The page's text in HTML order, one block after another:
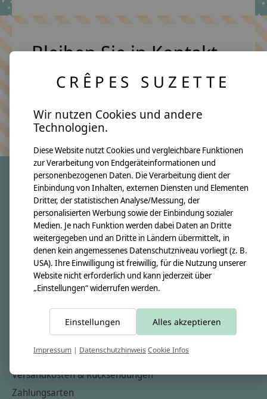
Bleiben Sie in Kontakt
Keine Sorge, wir übertreiben es nicht
crêpes suzette
Über uns
Unsere Creppies
Nähkästchen
Unsere Stoffe
Impressum
Informationen
Kontakt
Versandkosten & Rücksendungen
Zahlungsarten
CRÊPES SUZETTE
Wir nutzen Cookies und andere
Technologien.
Diese Website nutzt Cookies und vergleichbare Funktionen
zur Verarbeitung von Endgeräteinformationen und
personenbezogenen Daten. Die Verarbeitung dient der
Einbindung von Inhalten, externen Diensten und Elementen
Dritter, der statistischen Analyse/Messung, der
personalisierten Werbung sowie der Einbindung sozialer
Medien. Je nach Funktion werden dabei Daten an Dritte
weitergegeben und an Dritte in Ländern übermittelt, in
denen kein angemessenes Datenschutzniveau vorliegt (z. B.
USA). Ihre Einwilligung ist freiwillig, für die Nutzung unserer
Website nicht erforderlich und kann jederzeit über
„Einstellungen“ widerrufen werden.
Einstellungen Alles akzeptieren
Impressum | DatenschutzhinweisCookie Infos